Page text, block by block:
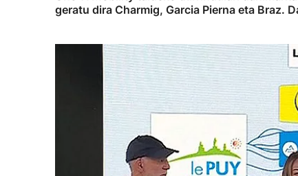
geratu dira Charmig, Garcia Pierna eta Braz.